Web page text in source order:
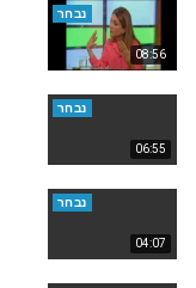
08:56
נבחר
06:55
נבחר
04:07
נבחר